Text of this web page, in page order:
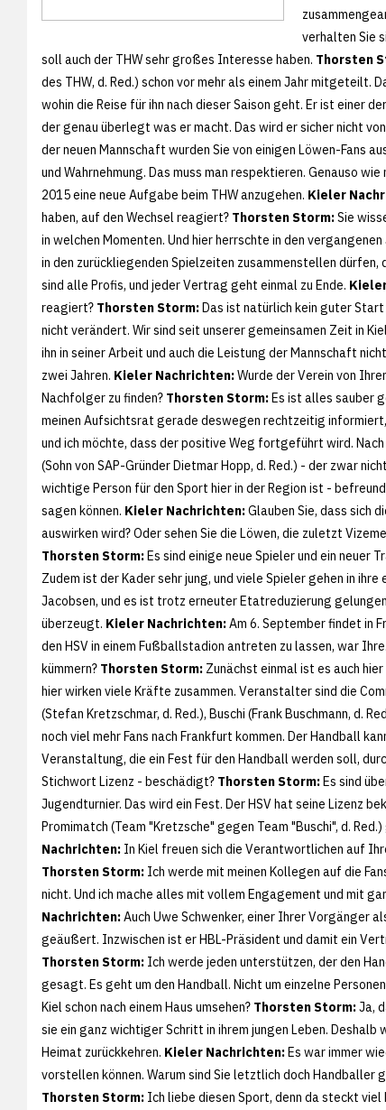
verhalten Sie
soll auch der THW sehr großes Interesse haben. Thorsten
des THW, d. Red.) schon vor mehr als einem Jahr mitgeteilt.
wohin die Reise für ihn nach dieser Saison geht. Er ist einer
der genau überlegt was er macht. Das wird er sicher nicht
der neuen Mannschaft wurden Sie von einigen Löwen-Fans
und Wahrnehmung. Das muss man respektieren. Genauso
2015 eine neue Aufgabe beim THW anzugehen. Kieler
haben, auf den Wechsel reagiert? Thorsten Storm:Sie
in welchen Momenten. Und hier herrschte in den
in den zurückliegenden Spielzeiten zusammenstellen
sind alle Profis, und jeder Vertrag geht einmal zu Ende.
reagiert? Thorsten Storm:Das ist natürlich kein guter
nicht verändert. Wir sind seit unserer gemeinsamen Zeit in
ihn in seiner Arbeit und auch die Leistung der Mannschaft
zwei Jahren. Kieler Nachrichten:Wurde der Verein von
Nachfolger zu finden? Thorsten Storm:Es ist alles sauber
meinen Aufsichtsrat gerade deswegen rechtzeitig
und ich möchte, dass der positive Weg fortgeführt wird.
(Sohn von SAP-Gründer Dietmar Hopp, d. Red.) - der zwar
wichtige Person für den Sport hier in der Region ist -
sagen können. Kieler Nachrichten:Glauben Sie, dass sich
auswirken wird? Oder sehen Sie die Löwen, die zuletzt
Thorsten Storm:Es sind einige neue Spieler und ein neuer
Zudem ist der Kader sehr jung, und viele Spieler gehen in
Jacobsen, und es ist trotz erneuter Etatreduzierung
überzeugt. Kieler Nachrichten:Am 6. September findet in
den HSV in einem Fußballstadion antreten zu lassen, war
kümmern? Thorsten Storm: Zunächst einmal ist es auch
hier wirken viele Kräfte zusammen. Veranstalter sind die
(Stefan Kretzschmar, d. Red.), Buschi (Frank Buschmann, d.
noch viel mehr Fans nach Frankfurt kommen. Der Handball
Veranstaltung, die ein Fest für den Handball werden soll,
Stichwort Lizenz - beschädigt? Thorsten Storm:Es sind
Jugendturnier. Das wird ein Fest. Der HSV hat seine Lizenz
Promimatch (Team "Kretzsche" gegen Team "Buschi", d.
Nachrichten: In Kiel freuen sich die Verantwortlichen auf
Thorsten Storm: Ich werde mit meinen Kollegen auf die
nicht. Und ich mache alles mit vollem Engagement und mit
Nachrichten:Auch Uwe Schwenker, einer Ihrer Vorgänger
geäußert. Inzwischen ist er HBL-Präsident und damit ein
Thorsten Storm: Ich werde jeden unterstützen, der den
gesagt. Es geht um den Handball. Nicht um einzelne
Kiel schon nach einem Haus umsehen? Thorsten Storm:Ja,
sie ein ganz wichtiger Schritt in ihrem jungen Leben. Deshalb
Heimat zurückkehren. Kieler Nachrichten:Es war immer
vorstellen können. Warum sind Sie letztlich doch
Thorsten Storm: Ich liebe diesen Sport, denn da steckt